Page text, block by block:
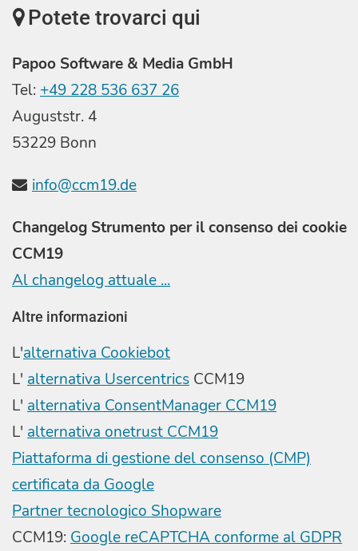
Potete trovarci qui
Papoo Software & Media GmbH
Tel: +49 228 536 637 26
Auguststr. 4
53229 Bonn
info@ccm19.de
Changelog Strumento per il consenso dei cookie
CCM19
Al changelog attuale ...
Altre informazioni
L'alternativa Cookiebot
L' alternativa Usercentrics CCM19
L' alternativa ConsentManager CCM19
L' alternativa onetrust CCM19
Piattaforma di gestione del consenso (CMP)
certificata da Google
Partner tecnologico Shopware
CCM19: Google reCAPTCHA conforme al GDPR